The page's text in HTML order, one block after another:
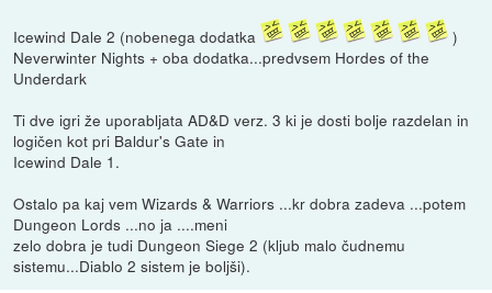
Icewind Dale 2 (nobenega dodatka
)
Neverwinter Nights + oba dodatka...predvsem Hordes of the
Underdark
Ti dve igri že uporabljata AD&D verz. 3 ki je dosti bolje razdelan in
logičen kot pri Baldur's Gate in
Icewind Dale 1.
Ostalo pa kaj vem Wizards & Warriors ...kr dobra zadeva ...potem
Dungeon Lords ...no ja ....meni
zelo dobra je tudi Dungeon Siege 2 (kljub malo čudnemu
sistemu...Diablo 2 sistem je boljši).